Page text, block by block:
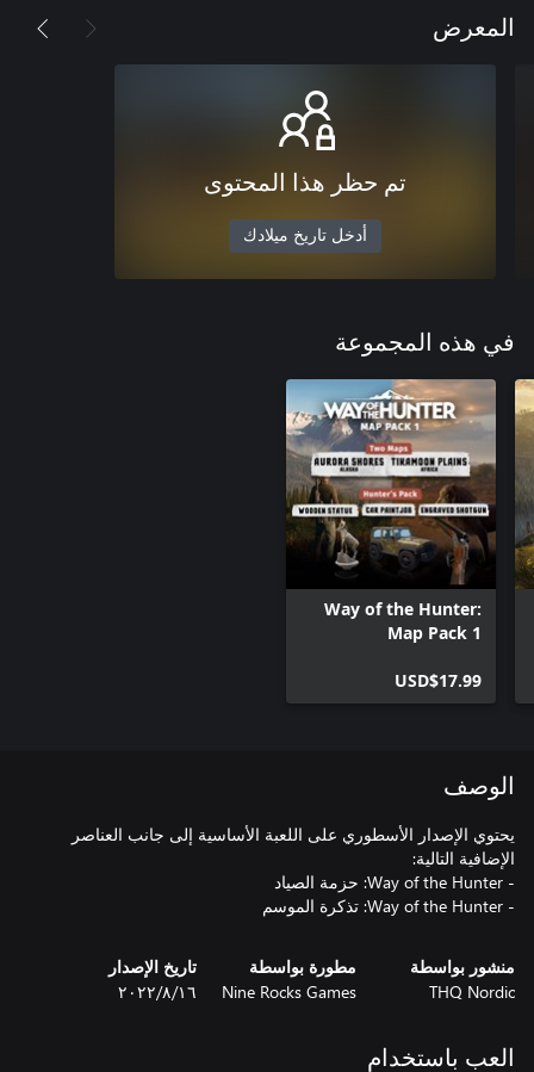
المعرض
تم حظر هذا المحتوى
أدخل تاريخ ميلادك
في هذه المجموعة
Way of the Hunter:
Map Pack 1
USD$17.99
الوصف
يحتوي الإصدار الأسطوري على اللعبة الأساسية إلى جانب العناصر
- Way of the Hunter: تذكرة الموسم
منشور بواسطة
THQ Nordic
مطورة بواسطة
Nine Rocks Games
تاريخ الإصدار
١٦‏/٨‏/٢٠٢٢
العب باستخدام